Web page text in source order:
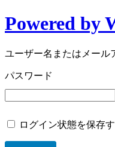
Powered by
ユーザー名またはメール
パスワード
ログイン状態を保存